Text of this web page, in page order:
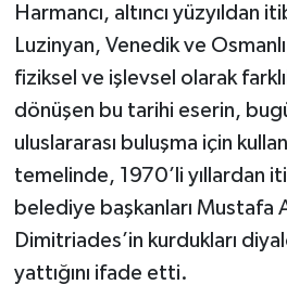
Harmancı, altıncı yüzyıldan
Luzinyan, Venedik ve
fiziksel ve işlevsel olarak
dönüşen bu tarihi eserin,
uluslararası buluşma için
temelinde, 1970’li yıllardan
belediye başkanları Mustafa
Dimitriades’in kurdukları
yattığını ifade etti.